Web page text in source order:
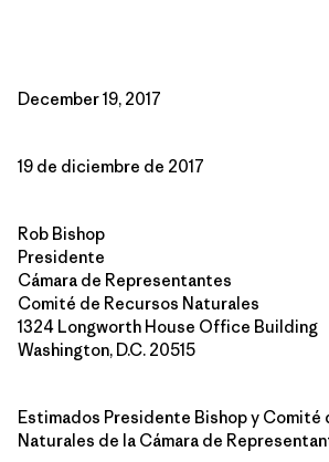
December 19, 2017
19 de diciembre de 2017
Rob Bishop
Presidente
Cámara de Representantes
Comité de Recursos Naturales
1324 Longworth House Office Building
Washington, D.C. 20515
Estimados Presidente Bishop y Comité
Naturales de la Cámara de